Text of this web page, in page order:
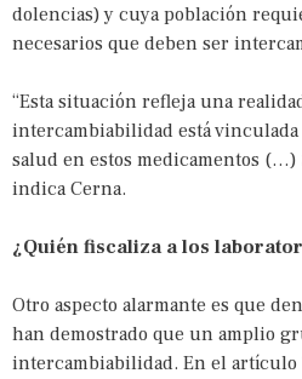
dolencias) y cuya población
necesarios que deben ser
“Esta situación refleja una
intercambiabilidad está
salud en estos medicamentos
indica Cerna.
¿Quién fiscaliza a los
Otro aspecto alarmante es que
han demostrado que un amplio
intercambiabilidad. En el artículo